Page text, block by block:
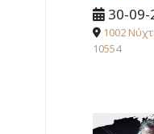
30-09-
1002
10554